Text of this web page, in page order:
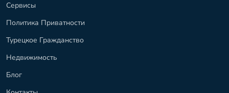
Сервисы
Политика Приватности
Турецкое Гражданство
Недвижимость
Блог